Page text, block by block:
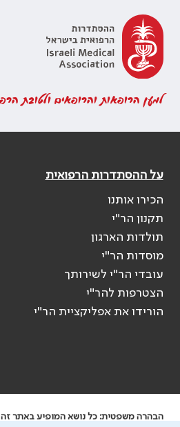
למען הרופאות והרופאים ולטובת
על ההסתדרות הרפואית
הכירו אותנו
תקנון הר"י
תולדות הארגון
מוסדות הר"י
עובדי הר"י לשירותך
הצטרפות להר"י
הורידו את אפליקציית הר"י
הבהרה משפטית: כל נושא המופיע באתר זה